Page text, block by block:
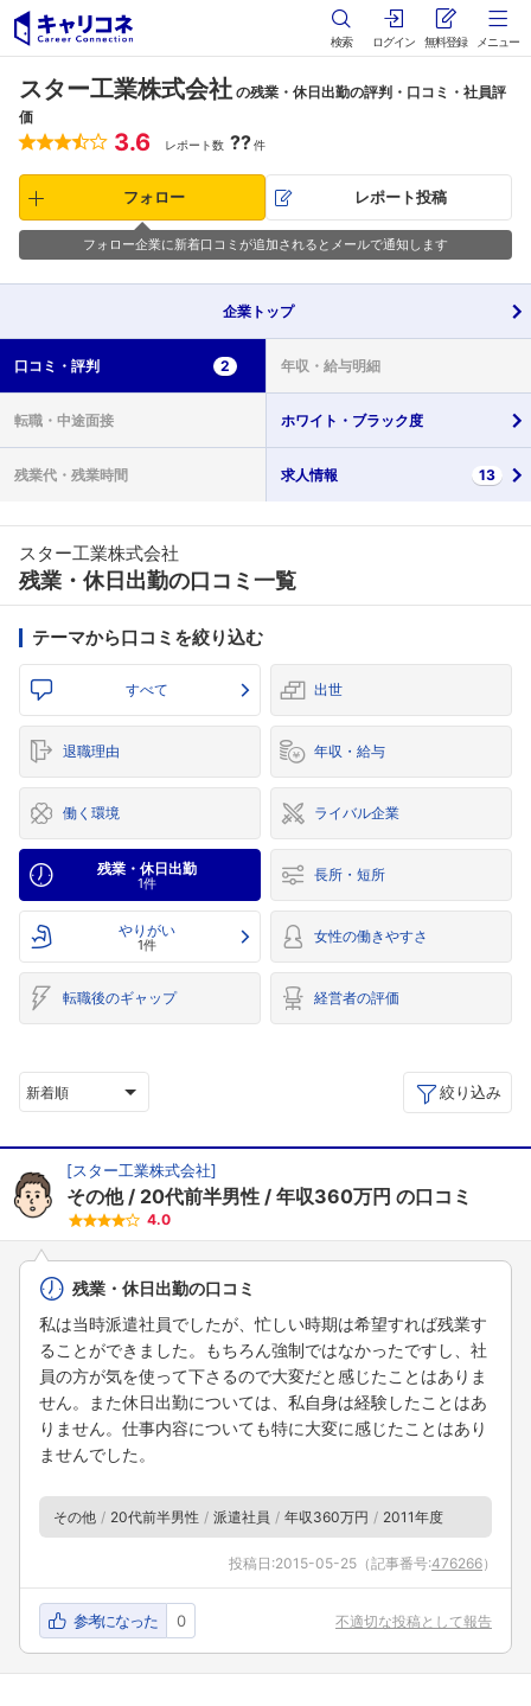
検索 ログイン 無料登録 メニュー
スター工業株式会社 の残業・休日出勤の評判・口コミ・社員評
価
3.6 レポート数 ??件
フォロー レポート投稿
フォロー企業に新着口コミが追加されるとメールで通知します
企業 トップ
口コミ・ 評判 2 年収・ 給与明細
転職・ 中途面接 ホワイト・ ブラック度
残業代・ 残業時間 求人情報 13
スター工業株式会社
残業・休日出勤の口コミ一覧
テーマから口コミを絞り込む
すべて 出世
退職理由 年収・給与
働く環境 ライバル企業
残業・休日出勤
1件 長所・短所
やりがい
1件 女性の働きやすさ
転職後のギャップ 経営者の評価
新着順 絞り込み
[スター工業株式会社]
その他 20代前半男性 年収360万円 の口コミ
4.0
残業・休日出勤の口コミ
私は当時派遣社員でしたが、忙しい時期は希望すれば残業す
ることができました。もちろん強制ではなかったですし、社
員の方が気を使って下さるので大変だと感じたことはありま
せん。また休日出勤については、私自身は経験したことはあ
りません。仕事内容についても特に大変に感じたことはあり
ませんでした。
その他 20代前半男性 派遣社員 年収360万円 2011年度
投稿日:2015-05-25 （記事番号:476266）
参考になった 0 不適切な投稿として報告